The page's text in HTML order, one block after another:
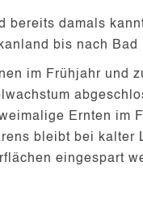
damals
bis nach Bad
im Frühjahr und
Ernten im
bleibt bei
eingespart